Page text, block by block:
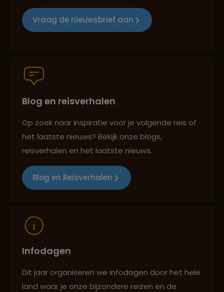
Reizen met oog voor mens, cultuur en milieu
Persoonlijk en deskundig reisadvies
Best beoordeelde reisroutes
Vraag de nieuwsbrief aan
Blog en reisverhalen
Op zoek naar inspiratie voor je volgende reis of
het laatste nieuws? Bekijk onze blogs,
reisverhalen en het laatste nieuws.
Blog en Reisverhalen
Infodagen
Dit jaar organiseren we infodagen door het hele
land waar je onze bijzondere reizen en de